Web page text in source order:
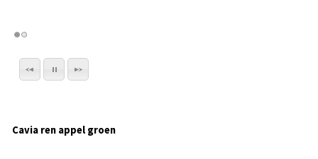
Cavia ren appel groen